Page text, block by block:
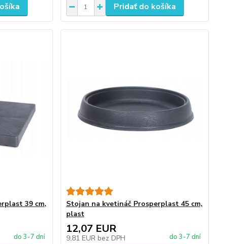
Pridať do košíka
39 cm,
do 3-7 dní
Stojan na kvetináč Prosperplast 45 cm,
plast
12,07 EUR
9,81 EUR bez DPH do 3-7 dní